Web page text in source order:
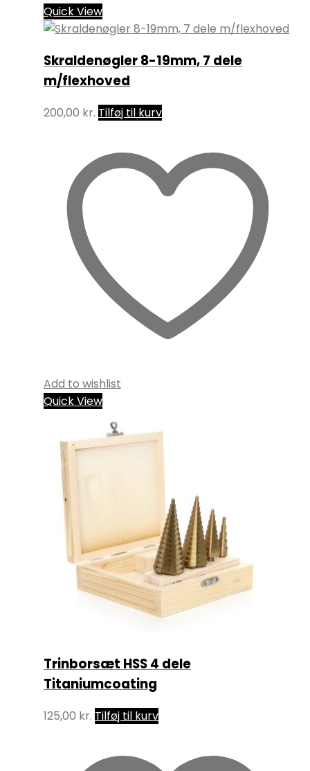
Quick View
Skraldenøgler 8-19mm, 7 dele
m/flexhoved
200,00 kr. Tilføj til kurv
Add to wishlist
Quick View
Trinborsæt HSS 4 dele
Titaniumcoating
125,00 kr. Tilføj til kurv